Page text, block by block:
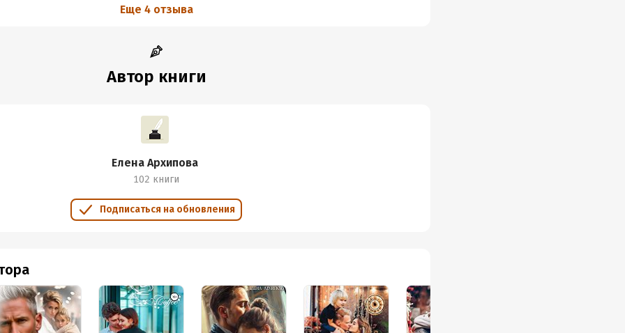
Еще 4 отзыва
Автор книги
Елена Архипова
102 книги
Подписаться на обновления